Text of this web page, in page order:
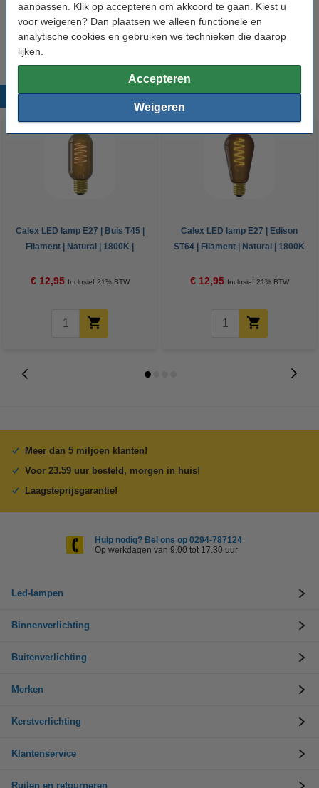
aanpassen. Klik op accepteren om akkoord te gaan. Kiest u
voor weigeren? Dan plaatsen we alleen functionele en
analytische cookies en gebruiken we technieken die daarop
lijken.
Accepteren
Weigeren
Energielabel: n.v.t.
Oud voor nieuw: uw oude apparaat
Populaire producten
Calex LED lamp E27 | Buis T45 |
Filament | Natural | 1800K |
€ 12,95 Inclusief 21% BTW
Calex LED lamp E27 | Edison
ST64 | Filament | Natural | 1800K
€ 12,95 Inclusief 21% BTW
Meer dan 5 miljoen klanten!
Voor 23.59 uur besteld, morgen in huis!
Laagsteprijsgarantie!
Hulp nodig? Bel ons op 0294-787124
Op werkdagen van 9.00 tot 17.30 uur
Led-lampen
Binnenverlichting
Buitenverlichting
Merken
Kerstverlichting
Klantenservice
Ruilen en retourneren